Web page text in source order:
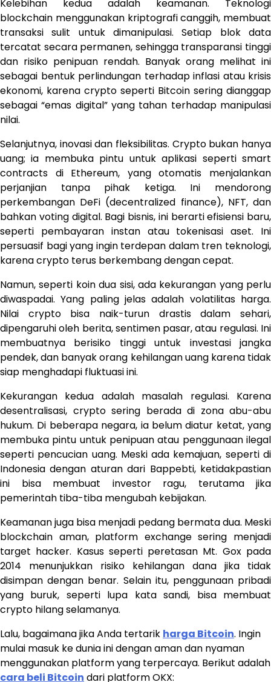
Kelebihan kedua adalah keamanan. Teknologi
blockchain menggunakan kriptografi canggih, membuat
transaksi sulit untuk dimanipulasi. Setiap blok data
tercatat secara permanen, sehingga transparansi tinggi
dan risiko penipuan rendah. Banyak orang melihat ini
sebagai bentuk perlindungan terhadap inflasi atau krisis
ekonomi, karena crypto seperti Bitcoin sering dianggap
sebagai “emas digital” yang tahan terhadap manipulasi
nilai.
Selanjutnya, inovasi dan fleksibilitas. Crypto bukan hanya
uang; ia membuka pintu untuk aplikasi seperti smart
contracts di Ethereum, yang otomatis menjalankan
perjanjian tanpa pihak ketiga. Ini mendorong
perkembangan DeFi (decentralized finance), NFT, dan
bahkan voting digital. Bagi bisnis, ini berarti efisiensi baru,
seperti pembayaran instan atau tokenisasi aset. Ini
persuasif bagi yang ingin terdepan dalam tren teknologi,
karena crypto terus berkembang dengan cepat.
Namun, seperti koin dua sisi, ada kekurangan yang perlu
diwaspadai. Yang paling jelas adalah volatilitas harga.
Nilai crypto bisa naik-turun drastis dalam sehari,
dipengaruhi oleh berita, sentimen pasar, atau regulasi. Ini
membuatnya berisiko tinggi untuk investasi jangka
pendek, dan banyak orang kehilangan uang karena tidak
siap menghadapi fluktuasi ini.
Kekurangan kedua adalah masalah regulasi. Karena
desentralisasi, crypto sering berada di zona abu-abu
hukum. Di beberapa negara, ia belum diatur ketat, yang
membuka pintu untuk penipuan atau penggunaan ilegal
seperti pencucian uang. Meski ada kemajuan, seperti di
Indonesia dengan aturan dari Bappebti, ketidakpastian
ini bisa membuat investor ragu, terutama jika
pemerintah tiba-tiba mengubah kebijakan.
Keamanan juga bisa menjadi pedang bermata dua. Meski
blockchain aman, platform exchange sering menjadi
target hacker. Kasus seperti peretasan Mt. Gox pada
2014 menunjukkan risiko kehilangan dana jika tidak
disimpan dengan benar. Selain itu, penggunaan pribadi
yang buruk, seperti lupa kata sandi, bisa membuat
crypto hilang selamanya.
Lalu, bagaimana jika Anda tertarik harga Bitcoin. Ingin
mulai masuk ke dunia ini dengan aman dan nyaman
menggunakan platform yang terpercaya. Berikut adalah
cara beli Bitcoin dari platform OKX: